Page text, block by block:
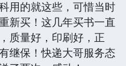
用的就这些，可惜当时
新买！这几年买书一直
质量好，印刷好，正
继保！快递大哥服务态